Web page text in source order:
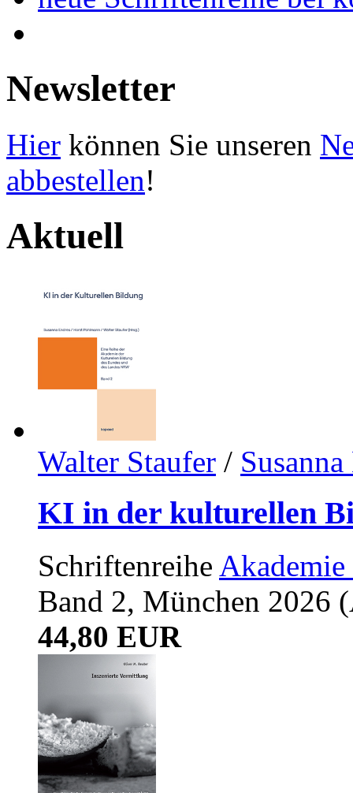
Newsletter
Hier können Sie unseren
abbestellen!
Aktuell
Walter Staufer /
KI in der kulturellen
Schriftenreihe
Band 2, München 2026
44,80 EUR